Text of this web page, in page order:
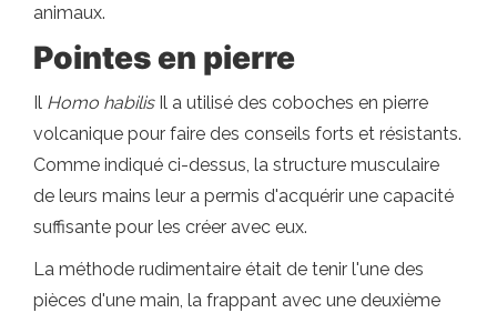
animaux.
Pointes en pierre
Il Homo habilisIl a utilisé des coboches en pierre
volcanique pour faire des conseils forts et résistants.
Comme indiqué ci-dessus, la structure musculaire
de leurs mains leur a permis d'acquérir une capacité
suffisante pour les créer avec eux.
La méthode rudimentaire était de tenir l'une des
pièces d'une main, la frappant avec une deuxième